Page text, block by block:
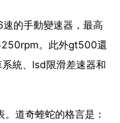
的手動變速器，最高
。此外gt500還
統、lsd限滑差速器和
道奇蝰蛇的格言是：